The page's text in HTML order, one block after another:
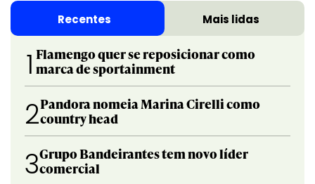
Recentes Mais lidas
1 Flamengo quer se reposicionar como
marca de sportainment
2Pandora nomeia Marina Cirelli como
country head
3Grupo Bandeirantes tem novo líder
comercial